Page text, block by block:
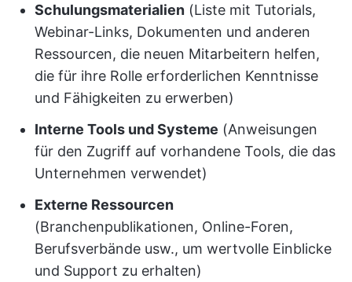
Schulungsmaterialien (Liste mit Tutorials,
Webinar-Links, Dokumenten und anderen
Ressourcen, die neuen Mitarbeitern helfen,
die für ihre Rolle erforderlichen Kenntnisse
und Fähigkeiten zu erwerben)
Interne Tools und Systeme (Anweisungen
für den Zugriff auf vorhandene Tools, die das
Unternehmen verwendet)
Externe Ressourcen
(Branchenpublikationen, Online-Foren,
Berufsverbände usw., um wertvolle Einblicke
und Support zu erhalten)